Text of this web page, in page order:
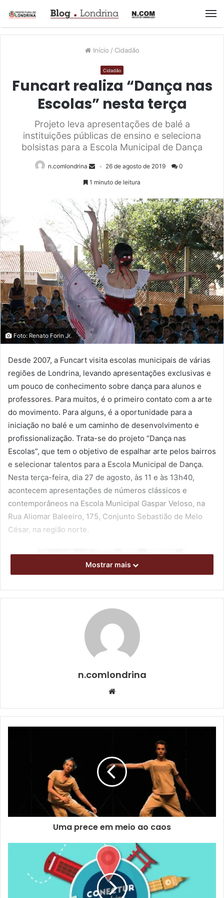
Início / Cidadão
Cidadão
Funcart realiza “Dança nas
Escolas” nesta terça
Projeto leva apresentações de balé a
instituições públicas de ensino e seleciona
bolsistas para a Escola Municipal de Dança
n.comlondrina 26 de agosto de 2019 0
1 minuto de leitura
Foto: Renato Forin Jr.
Desde 2007, a Funcart visita escolas municipais de várias
regiões de Londrina, levando apresentações exclusivas e
um pouco de conhecimento sobre dança para alunos e
professores. Para muitos, é o primeiro contato com a arte
do movimento. Para alguns, é a oportunidade para a
iniciação no balé e um caminho de desenvolvimento e
profissionalização. Trata-se do projeto “Dança nas
Escolas”, que tem o objetivo de espalhar arte pelos bairros
e selecionar talentos para a Escola Municipal de Dança.
Nesta terça-feira, dia 27 de agosto, às 11 e às 13h40,
acontecem apresentações de números clássicos e
contemporâneos na Escola Municipal Gaspar Veloso, na
Rua Aliomar Baleeiro, 175, Conjunto Sebastião de Melo
César, na região norte.
Foto: Renato Forin Jr.
apresentações, do dia 28 de agosto a 3 de setembro,
monitores e professores da Funcart promovem uma
alunos entre 7 e 12 anos que manifestam interesse e
predisposição para o balé. Dentre eles, serão
selecionados bolsistas integrais para o curso regular da
Escola Municipal de Dança, que tem oito anos de duração.
Mostrar mais
n.comlondrina
Website
Uma prece em meio ao caos